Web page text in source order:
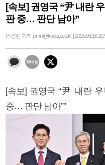
[속보] 권영국 “尹 내란
판 중… 판단 남아”
민경진 기자 jnmin@kookje.co.kr | 2025.05.18
[속보] 권영국 “尹 내란
중… 판단 남아””